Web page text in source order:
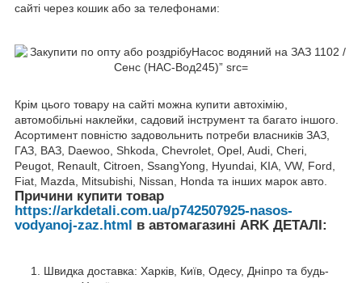
сайті через кошик або за телефонами:
Крім цього товару на сайті можна купити автохімію,
автомобільні наклейки, садовий інструмент та багато іншого.
Асортимент повністю задовольнить потреби власників ЗАЗ,
ГАЗ, ВАЗ, Daewoo, Shkoda, Chevrolet, Opel, Audi, Cheri,
Peugot, Renault, Citroen, SsangYong, Hyundai, KIA, VW, Ford,
Fiat, Mazda, Mitsubishi, Nissan, Honda та інших марок авто.
Причини купити товар
https://arkdetali.com.ua/p742507925-nasos-
vodyanoj-zaz.html в автомагазині ARK ДЕТАЛІ:
Швидка доставка: Харків, Київ, Одесу, Дніпро та будь-